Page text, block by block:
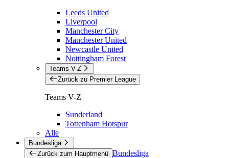
Leeds United
Liverpool
Manchester City
Manchester United
Newcastle United
Nottingham Forest
Teams V-Z
Zurück zu Premier League
Teams V-Z
Sunderland
Tottenham Hotspur
Alle
Bundesliga
Zurück zum Hauptmenü Bundesliga